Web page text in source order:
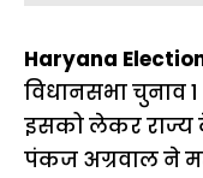
Haryana
विधानसभा चुनाव
इसको लेकर राज्य
पंकज अग्रवाल ने